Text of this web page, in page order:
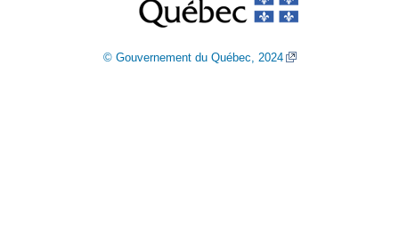
© Gouvernement du Québec, 2024